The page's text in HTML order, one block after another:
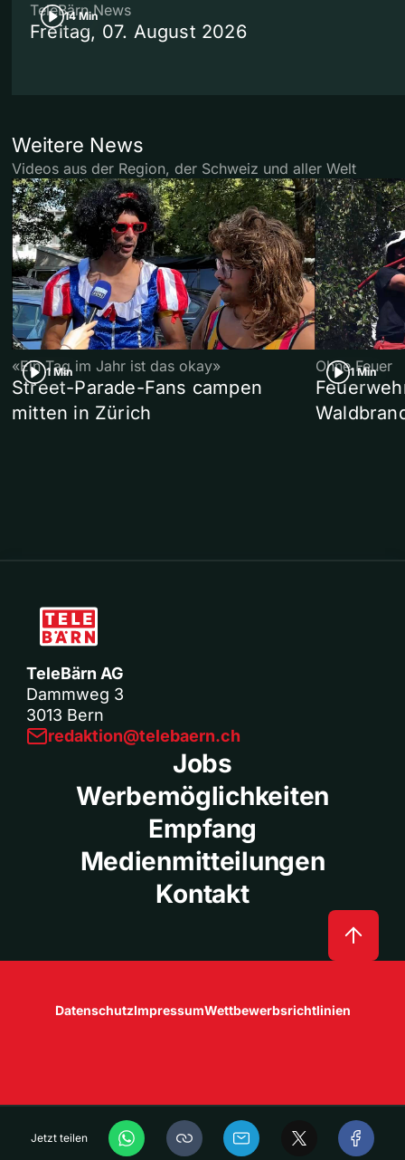
Jetzt teilen
14 Min
TeleBärn News
Freitag, 07. August 2026
Weitere News
Videos aus der Region, der Schweiz und aller Welt
1 Min
«Ein Tag im Jahr ist das okay»
Street-Parade-Fans campen
mitten in Zürich
1 Min
Ohne Feuer
TeleBärn AG
Dammweg 3
3013 Bern
redaktion@telebaern.ch
Jobs
Werbemöglichkeiten
Empfang
Medienmitteilungen
Kontakt
DatenschutzImpressumWettbewerbsrichtlinien